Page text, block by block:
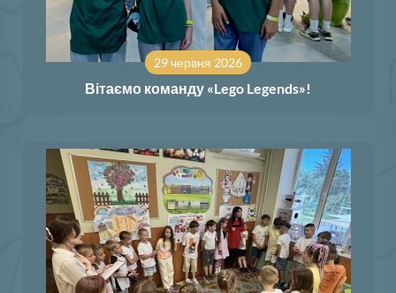
29 червня 2026
Вітаємо команду «Lego Legends»!